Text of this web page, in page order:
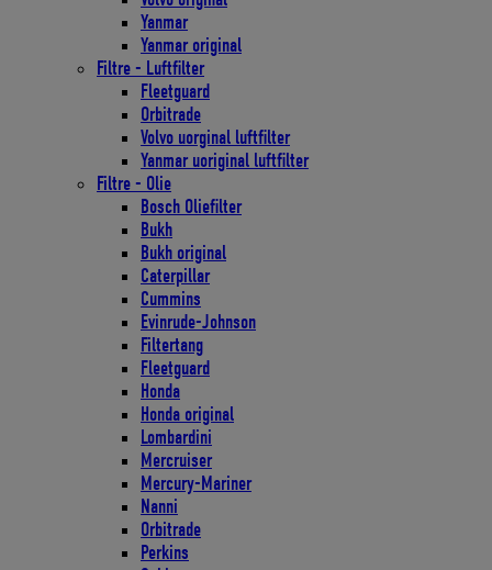
Yanmar
Yanmar original
Filtre - Luftfilter
Fleetguard
Orbitrade
Volvo uorginal luftfilter
Yanmar uoriginal luftfilter
Filtre - Olie
Bosch Oliefilter
Bukh
Bukh original
Caterpillar
Cummins
Evinrude-Johnson
Filtertang
Fleetguard
Honda
Honda original
Lombardini
Mercruiser
Mercury-Mariner
Nanni
Orbitrade
Perkins